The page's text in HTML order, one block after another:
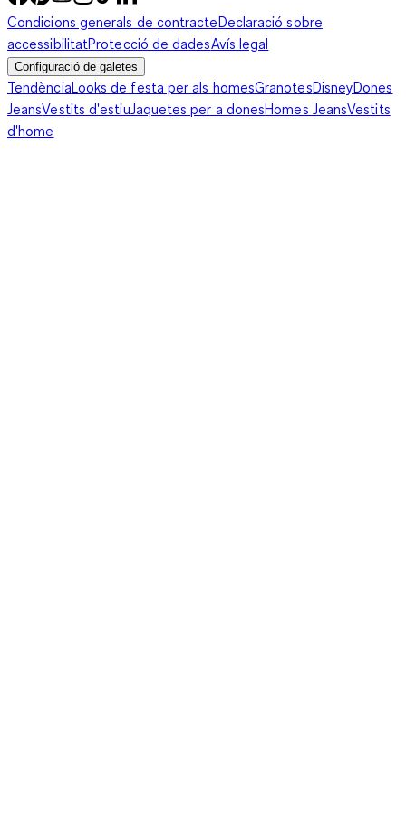
Condicions generals de contracteDeclaració sobre
accessibilitatProtecció de dadesAvís legal
Configuració de galetes
TendènciaLooks de festa per als homesGranotesDisneyDones
JeansVestits d'estiuJaquetes per a donesHomes JeansVestits
d'home